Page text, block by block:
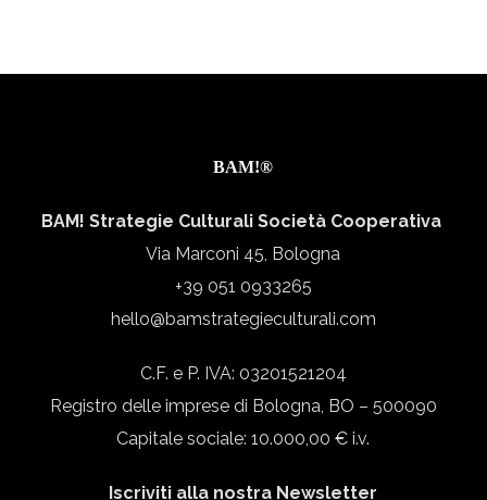
BAM!®
BAM! Strategie Culturali Società Cooperativa
Via Marconi 45, Bologna
+39 051 0933265
hello@bamstrategieculturali.com
C.F. e P. IVA: 03201521204
Registro delle imprese di Bologna, BO – 500090
Capitale sociale: 10.000,00 € i.v.
Iscriviti alla nostra Newsletter